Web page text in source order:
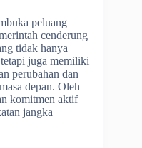
peluang
cenderung
tidak hanya
juga memiliki
perubahan dan
depan. Oleh
komitmen aktif
jangka